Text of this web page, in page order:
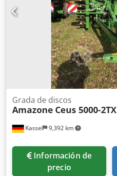
Kassel 9,392 km
Grada de discos
Amazone Ceus 5000-2TX
Información de
precio